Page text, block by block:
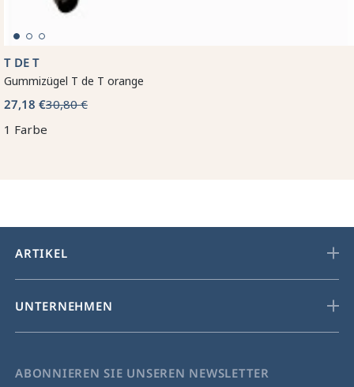
T DE T
Gummizügel T de T orange
27,18 €30,80 €
1 Farbe
ARTIKEL
UNTERNEHMEN
ABONNIEREN SIE UNSEREN NEWSLETTER